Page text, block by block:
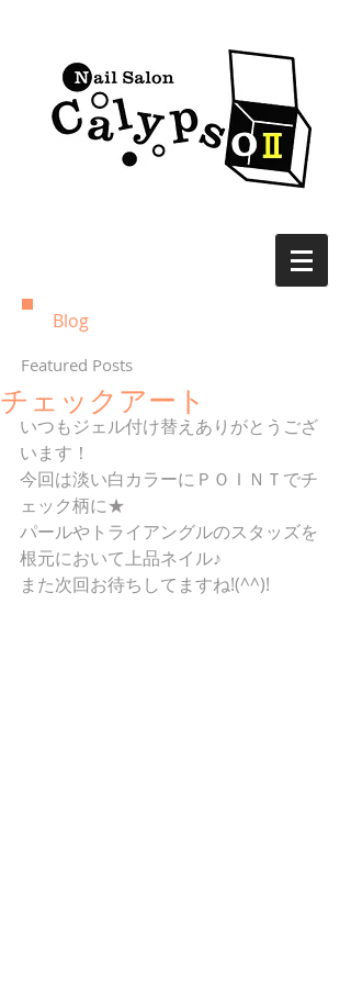
Blog
Featured Posts
チェックアート
いつもジェル付け替えありがとうござ
います！
今回は淡い白カラーにＰＯＩＮＴでチ
ェック柄に★
パールやトライアングルのスタッズを
根元において上品ネイル♪
また次回お待ちしてますね!(^^)!